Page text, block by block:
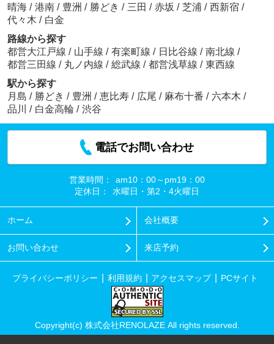
晴海 / 港南 / 豊洲 / 勝どき / 三田 / 赤坂 / 芝浦 / 西新宿 /
代々木 / 白金
路線から探す
都営大江戸線 / 山手線 / 有楽町線 / 日比谷線 / 南北線 /
都営三田線 / 丸ノ内線 / 総武線 / 都営浅草線 / 東西線
駅から探す
月島 / 勝どき / 豊洲 / 恵比寿 / 広尾 / 麻布十番 / 六本木 /
品川
/ 白金高輪 / 渋谷
電話でお問い合わせ
営業時間：
am10：00～pm19：00
定休日：
水曜日・第2・4火曜日
ホーム 会社概要
お問い合わせ 来店予約
プライバシーポリシー 利用規約 アクセスマップ PCサイト
Copyright(c) 株式会社RENOLAZE All rights reserved.